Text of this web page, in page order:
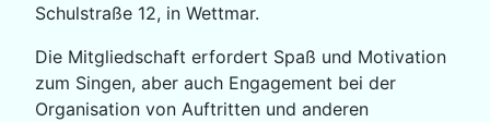
Schulstraße 12, in Wettmar.
Die Mitgliedschaft erfordert Spaß und Motivation
zum Singen, aber auch Engagement bei der
Organisation von Auftritten und anderen